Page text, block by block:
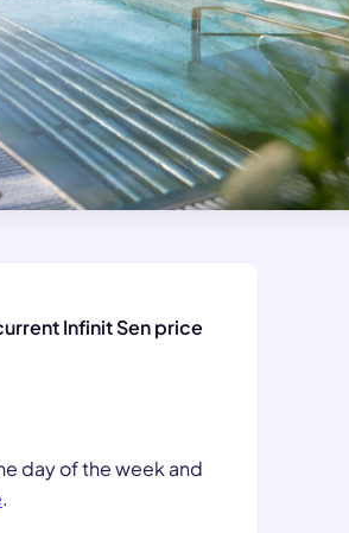
Infinit Sen price
day of the week and
.